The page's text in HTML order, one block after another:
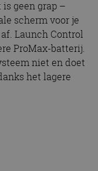
geen grap –
scherm voor je
Launch Control
ProMax-batterij.
niet en doet
het lagere